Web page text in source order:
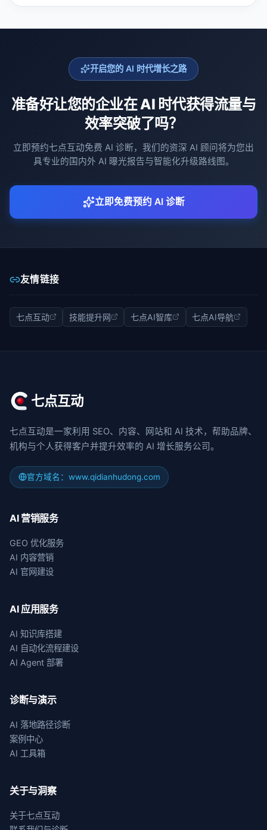
开启您的 AI 时代增长之路
准备好让您的企业在 AI 时代获得流量与
效率突破了吗？
立即预约七点互动免费 AI 诊断，我们的资深 AI 顾问将为您出
具专业的国内外 AI 曝光报告与智能化升级路线图。
立即免费预约 AI 诊断
友情链接
七点互动 技能提升网 七点AI智库 七点AI导航
七点互动
七点互动是一家利用 SEO、内容、网站和 AI 技术，帮助品牌、
机构与个人获得客户并提升效率的 AI 增长服务公司。
官方域名：www.qidianhudong.com
AI 营销服务
GEO 优化服务
AI 内容营销
AI 官网建设
AI 应用服务
AI 知识库搭建
AI 自动化流程建设
AI Agent 部署
诊断与演示
AI 落地路径诊断
案例中心
AI 工具箱
关于与洞察
关于七点互动